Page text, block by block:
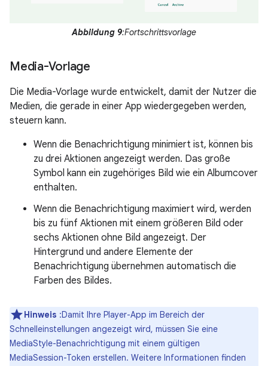
Abbildung 9:Fortschrittsvorlage
Media-Vorlage
Die Media-Vorlage wurde entwickelt, damit der Nutzer die
Medien, die gerade in einer App wiedergegeben werden,
steuern kann.
Wenn die Benachrichtigung minimiert ist, können bis
zu drei Aktionen angezeigt werden. Das große
Symbol kann ein zugehöriges Bild wie ein Albumcover
enthalten.
Wenn die Benachrichtigung maximiert wird, werden
bis zu fünf Aktionen mit einem größeren Bild oder
sechs Aktionen ohne Bild angezeigt. Der
Hintergrund und andere Elemente der
Benachrichtigung übernehmen automatisch die
Farben des Bildes.
Hinweis :Damit Ihre Player-App im Bereich der
Schnelleinstellungen angezeigt wird, müssen Sie eine
MediaStyle-Benachrichtigung mit einem gültigen
MediaSession-Token erstellen. Weitere Informationen finden